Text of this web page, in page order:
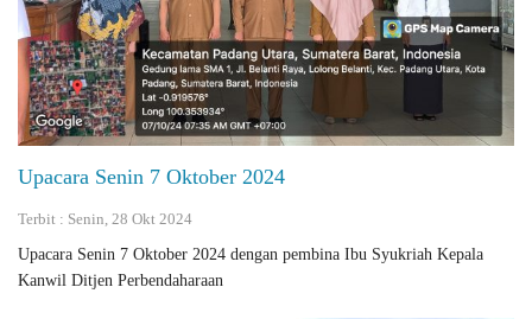
Upacara Senin 7 Oktober 2024
Terbit : Senin, 28 Okt 2024
Upacara Senin 7 Oktober 2024 dengan pembina Ibu Syukriah Kepala
Kanwil Ditjen Perbendaharaan